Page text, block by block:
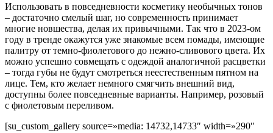
Использовать в повседневности косметику необычных тонов
– достаточно смелый шаг, но современность принимает
многие новшества, делая их привычными. Так что в 2023-ом
году в тренде окажутся уже знакомые всем помады, имеющие
палитру от темно-фиолетового до нежно-сливового цвета. Их
можно успешно совмещать с одеждой аналогичной расцветки
– тогда губы не будут смотреться неестественным пятном на
лице. Тем, кто желает немного смягчить внешний вид,
доступны более повседневные варианты. Например, розовый
с фиолетовым переливом.
[su_custom_gallery source=»media: 14732,14733″ width=»290″